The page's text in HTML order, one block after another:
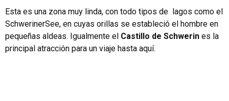
Esta es una zona muy linda, con todo tipos de lagos como el
SchwerinerSee, en cuyas orillas se estableció el hombre en
pequeñas aldeas. Igualmente el Castillo de Schwerin es la
principal atracción para un viaje hasta aquí.